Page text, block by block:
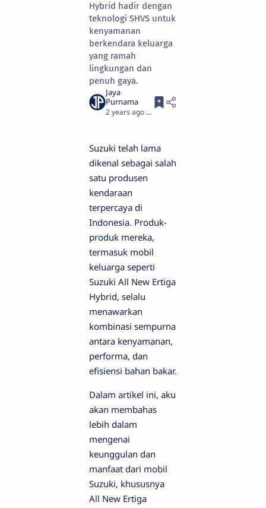
Hybrid hadir dengan
teknologi SHVS untuk
kenyamanan
berkendara keluarga
yang ramah
lingkungan dan
penuh gaya.
2 years ago 4
Suzuki telah lama
dikenal sebagai salah
satu produsen
kendaraan
terpercaya di
Indonesia. Produk-
produk mereka,
termasuk mobil
keluarga seperti
Suzuki All New Ertiga
Hybrid, selalu
menawarkan
kombinasi sempurna
antara kenyamanan,
performa, dan
efisiensi bahan bakar.
Dalam artikel ini, aku
akan membahas
lebih dalam
mengenai
keunggulan dan
manfaat dari mobil
Suzuki, khususnya
All New Ertiga